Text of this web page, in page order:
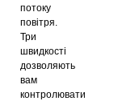
потоку
повітря.
Три
швидкості
дозволяють
вам
контролювати